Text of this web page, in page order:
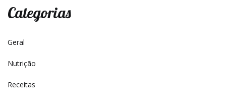
Categorias
Geral
Nutrição
Receitas